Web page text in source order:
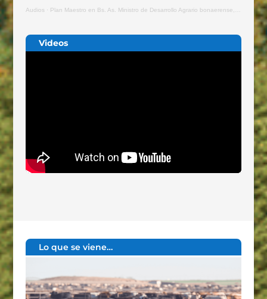
Audios· Plan Maestro en Bs. As. Ministro de Desarrollo Agrario bonaerense, Javier Rodriguez
Videos
Lo que se viene…